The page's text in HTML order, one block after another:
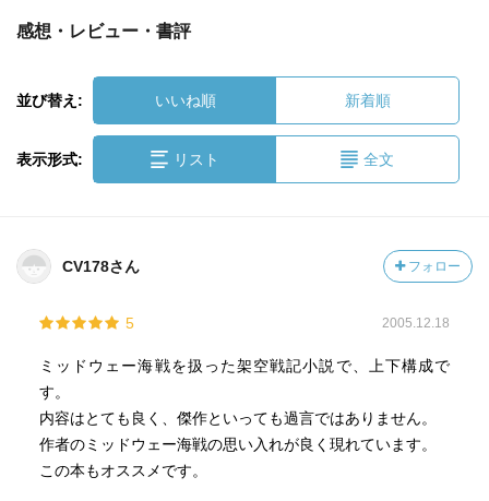
感想・レビュー・書評
並び替え: いいね順 新着順
表示形式: リスト 全文
CV178さん フォロー
5 2005.12.18
ミッドウェー海戦を扱った架空戦記小説で、上下構成で
す。
内容はとても良く、傑作といっても過言ではありません。
作者のミッドウェー海戦の思い入れが良く現れています。
この本もオススメです。